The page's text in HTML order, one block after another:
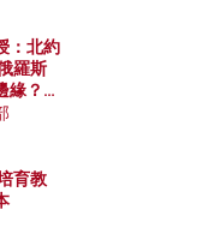
：北約
羅斯
緣？中
右戰
育教